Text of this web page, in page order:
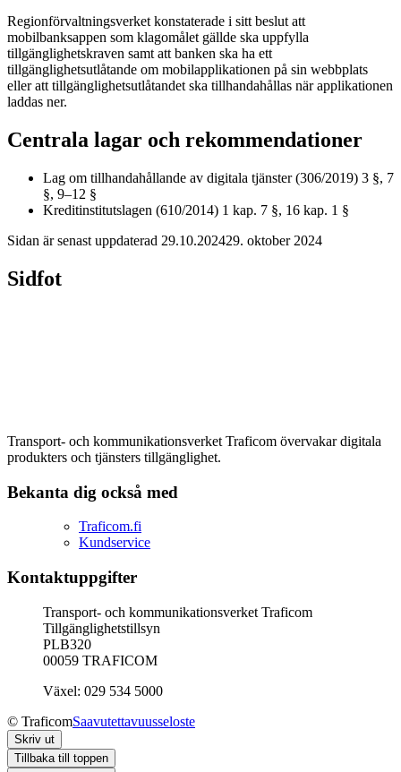
Regionförvaltningsverket konstaterade i sitt beslut att
mobilbanksappen som klagomålet gällde ska uppfylla
tillgänglighetskraven samt att banken ska ha ett
tillgänglighetsutlåtande om mobilapplikationen på sin webbplats
eller att tillgänglighetsutlåtandet ska tillhandahållas när applikationen
laddas ner.
Centrala lagar och rekommendationer
Lag om tillhandahållande av digitala tjänster (306/2019) 3 §, 7
§, 9–12 §
Kreditinstitutslagen (610/2014) 1 kap. 7 §, 16 kap. 1 §
Sidan är senast uppdaterad 29.10.202429. oktober 2024
Sidfot
Transport- och kommunikationsverket Traficom övervakar digitala
produkters och tjänsters tillgänglighet.
Bekanta dig också med
Traficom.fi
Kundservice
Kontaktuppgifter
Transport- och kommunikationsverket Traficom
Tillgänglighetstillsyn
PLB320
00059 TRAFICOM
Växel: 029 534 5000
© TraficomSaavutettavuusseloste
Skriv ut
Tillbaka till toppen